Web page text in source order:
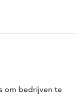
om bedrijven te